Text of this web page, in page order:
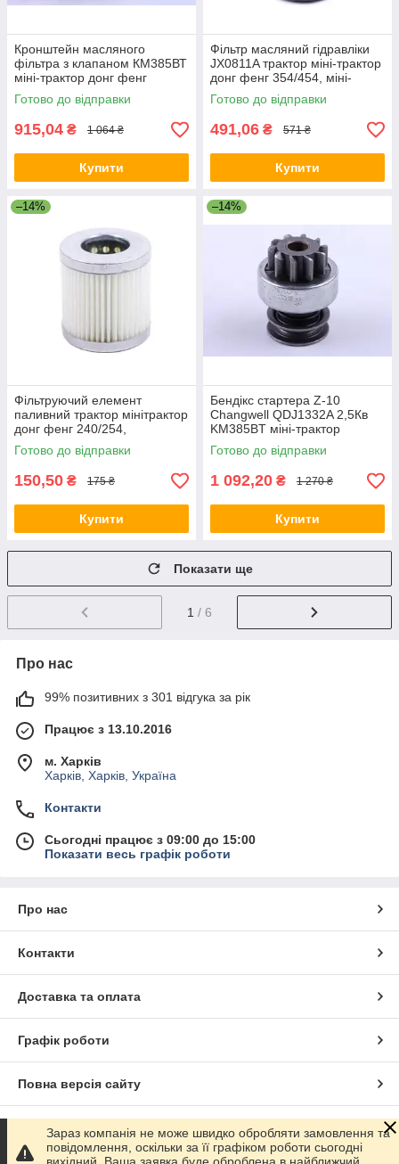
Кронштейн масляного
фільтра з клапаном КМ385ВТ
міні-трактор донг фенг
240/244, міні-трактор донг
фотон 240/244, міні-трактор
Готово до відправки
915,04 ₴ 1 064 ₴
Купити
Фільтр масляний гідравліки
JX0811A трактор міні-трактор
донг фенг 354/454, міні-
трактор джинма 804
Готово до відправки
491,06 ₴ 571 ₴
Купити
–14%
Фільтруючий елемент
паливний трактор мінітрактор
донг фенг 240/254,
внутрішній - 18.25/26.5 мм,
зовнішній - 53 мм
Готово до відправки
150,50 ₴ 175 ₴
Купити
–14%
Бендікс стартера Z-10
Changwell QDJ1332A 2,5Кв
KM385BT міні-трактор
джинму 240/244
Готово до відправки
1 092,20 ₴ 1 270 ₴
Купити
Показати ще
1 / 6
Про нас
99% позитивних з 301 відгука за рік
Працює з 13.10.2016
м. Харків
Харків, Харків, Україна
Контакти
Сьогодні працює з 09:00 до 15:00
Показати весь графік роботи
Про нас
Контакти
Доставка та оплата
Графік роботи
Повна версія сайту
Сайт створено на маркетплейсі Prom.ua
Зараз компанія не може швидко обробляти замовлення та
повідомлення, оскільки за її графіком роботи сьогодні